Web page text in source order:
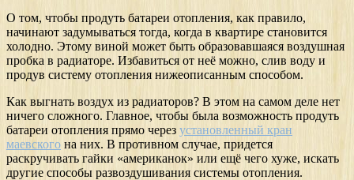
О том, чтобы продуть батареи отопления, как правило,
начинают задумываться тогда, когда в квартире становится
холодно. Этому виной может быть образовавшаяся воздушная
пробка в радиаторе. Избавиться от неё можно, слив воду и
продув систему отопления нижеописанным способом.
Как выгнать воздух из радиаторов? В этом на самом деле нет
ничего сложного. Главное, чтобы была возможность продуть
батареи отопления прямо через установленный кран
маевского на них. В противном случае, придется
раскручивать гайки «американок» или ещё чего хуже, искать
другие способы развоздушивания системы отопления.